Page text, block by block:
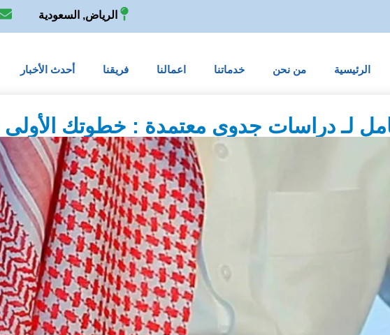
الرياض, السعودية
الرئيسية من نحن خدماتنا اعمالنا فريقنا أحدث الأخبار
لـ دراسات جدوى معتمدة : خطوتك